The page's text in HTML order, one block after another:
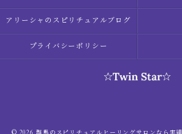
アリーシャのスピリチュアルブログ
プライバシーポリシー